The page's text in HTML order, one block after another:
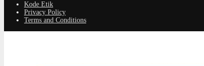
Kode Etik
Privacy Policy
Terms and Conditions